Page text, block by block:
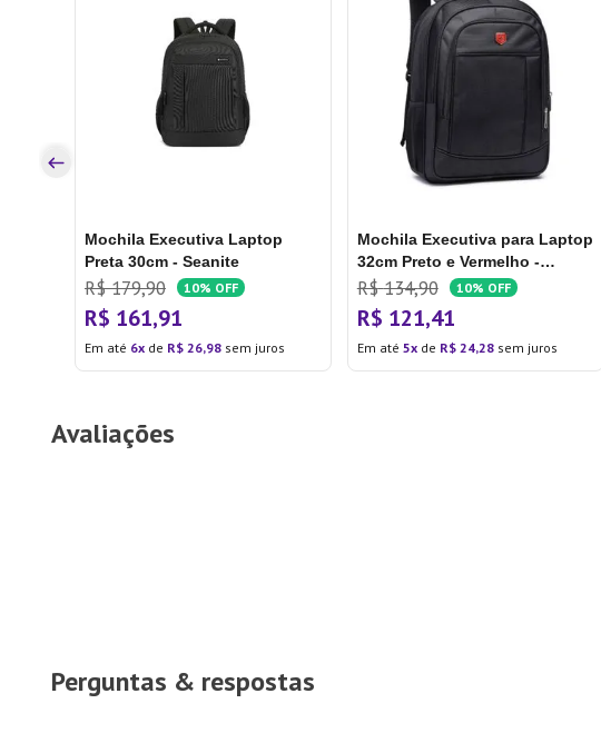
Mochila Executiva Laptop
Preta 30cm - Seanite
R$ 179,90 10% OFF
R$ 161,91
Em até 6 de R$ 26,98sem juros
Mochila Executiva para Laptop
32cm Preto e Vermelho -
Seanite
R$ 134,90 10% OFF
R$ 121,41
Em até 5 de R$ 24,28sem juros
Avaliações
Perguntas & respostas